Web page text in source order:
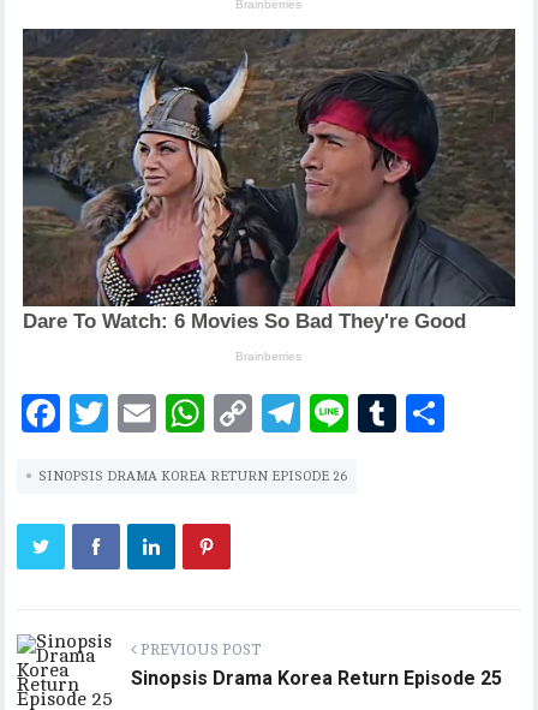
F
eb
oo
k
T
it
te
r
E
ai
l
W
at
s
A
p
C
p
k
T
eg
Li
T
SINOPSIS DRAMA KOREA RETURN EPISODE 26
PREVIOUS POST
Sinopsis Drama Korea Return Episode 25